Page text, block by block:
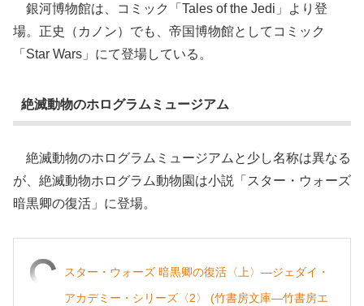
銀河博物館は、コミック「Tales of the Jedi」より登
場。正史（カノン）でも、帝国博物館としてコミック
「Star Wars」にて登場している。
絶滅動物のホログラムミュージアム
絶滅動物のホログラムミュージアムと少し名称は異なる
が、絶滅動物ホログラム動物園は小説「スター・ウォーズ
暗黒卿の復活」に登場。
スター・ウォーズ 暗黒卿の復活〈上〉―ジェダイ・
アカデミー・シリーズ〈2〉 (竹書房文庫―竹書房エ